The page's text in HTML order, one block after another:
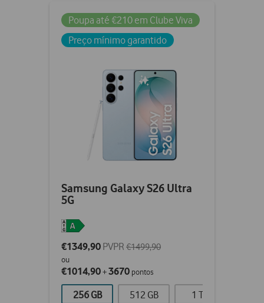
Poupa até €210 em Clube Viva
Preço mínimo garantido
Samsung Galaxy S26 Ultra
5G
€1349,90 PVPR €1499,90
ou
€1014,90+3670 pontos
256 GB 512 GB 1 TB